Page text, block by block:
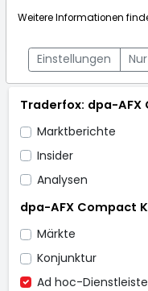
ÜBERSICHT DPA-
Traderfox: dpa-
Marktberichte
Insider
Analysen
dpa-AFX Compact
Märkte
Konjunktur
Ad hoc-
Weitere Informationen
Einstellungen